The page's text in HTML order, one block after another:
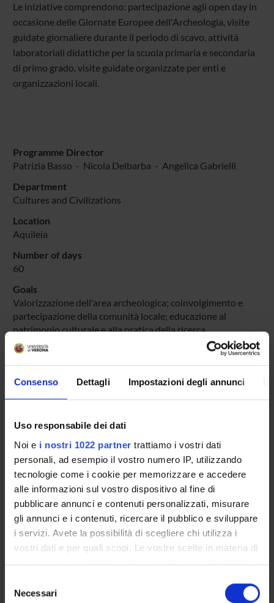
Consenso Dettagli Impostazioni degli annunci
Uso responsabile dei dati
Noi e i nostri 1022 partner trattiamo i vostri dati
personali, ad esempio il vostro numero IP, utilizzando
tecnologie come i cookie per memorizzare e accedere
alle informazioni sul vostro dispositivo al fine di
pubblicare annunci e contenuti personalizzati, misurare
gli annunci e i contenuti, ricercare il pubblico e sviluppare
i servizi. Avete la possibilità di scegliere chi utilizza i
vostri dati e per quali scopi. Le vostre scelte in materia di
privacy sono applicabili solo su questa proprietà digitale
modificare o revocare il proprio consenso in qualsiasi
delNecessari
Le iniziative comprendono: partecipazione agli open day in
occasione delle Giornate Europee dell'Archeologia, visite
guidate giornaliere durante il periodo di scavo, attività
laboratoriali didattiche per la scuola primaria e secondaria
di primo grado, visite guidate organizzate per enti e
organizzazioni locali.
Programme Director
Patrizia Basso - Nicola Delbarba - Angelica Gabrielli
Department
Cultures and Civilizations
Location
Aquileia
Number of days
60
Goals
Valorizzazione dell'area archeologica; coinvolgimento e
partecipazione della comunità locale; educazione al
patrimonio culturale e alla pratica della ricerca
archeologica; accessibilità al patrimonio.
Addressees
Famiglie; Studenti; Adolescenti; Ragazzi (8-14 anni);
Anziani; Adulti; Bambini (3-7 anni)
Organizzazione di iniziative di valorizzazione,
di iniziative di valorizzazione, consultazione e condivisione
della ricerca
Sustainable Development Goals - SDGs
Questa iniziativa contribuisce al perseguimento degli
Obiettivi di Sviluppo Sostenibile dell'Agenda 2030
dell'ONU.